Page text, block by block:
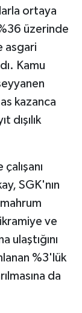
ortaya
üzerinde
asgari
Kamu
kazanca
dışılık
SGK'nın
ve
ulaştığını
%3'lük
da